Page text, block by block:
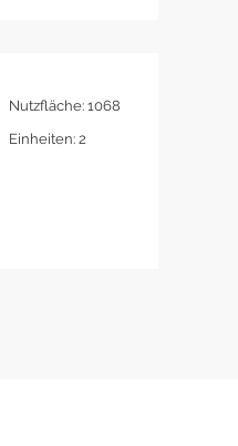
Nutzfläche: 1068
Einheiten: 2